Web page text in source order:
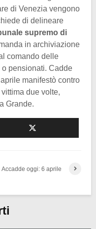
di Venezia vengono
di delineare
supremo di
in archiviazione
comando delle
pensionati. Cadde
manifestò contro
due volte,
Grande.
Accadde oggi: 6 aprile